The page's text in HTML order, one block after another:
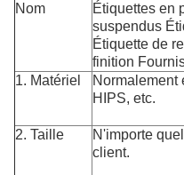
Nom
Étiquettes en
suspendus
Étiquette de
finition
1. Matériel
Normalement
HIPS, etc.
2. Taille
N'importe
client.